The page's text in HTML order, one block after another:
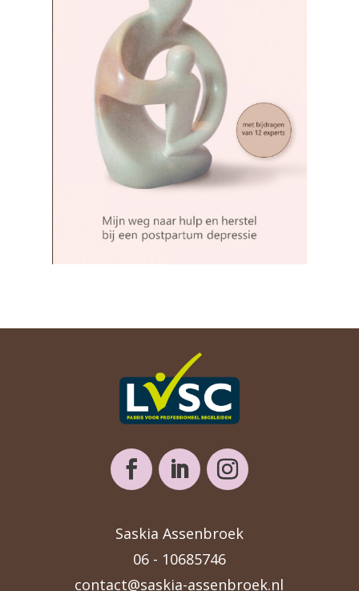
Saskia Assenbroek
06 - 10685746
contact@saskia-assenbroek.nl